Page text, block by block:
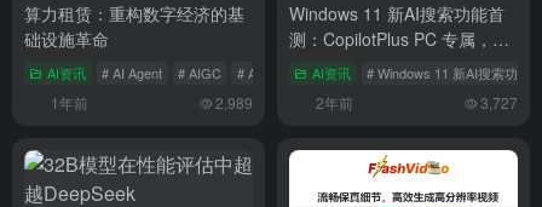
算力租赁：重构数字经济的基
础设施革命
AI资讯 # AI Agent # AIGC # AIGC应用
1年前 2,989
Windows 11 新AI搜索功能首
测：CopilotPlus PC 专属，支
持离线自然语言搜索
AI资讯 # Windows 11 新AI搜索功能
2年前 3,727